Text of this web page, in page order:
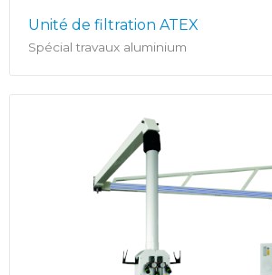
Unité de filtration ATEX
Spécial travaux aluminium